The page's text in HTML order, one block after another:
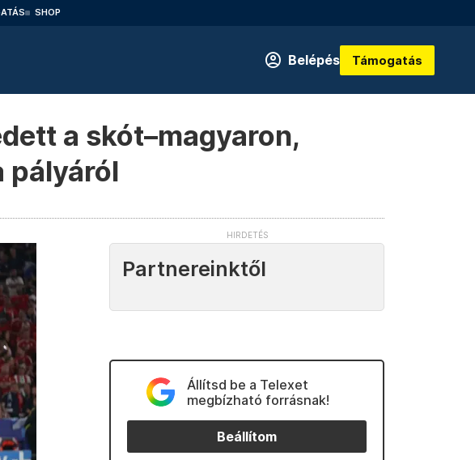
SHOP
Belépés Támogatás
a skót–magyaron,
pályáról
Partnereinktől
Állítsd be a Telexet
megbízható forrásnak!
Beállítom